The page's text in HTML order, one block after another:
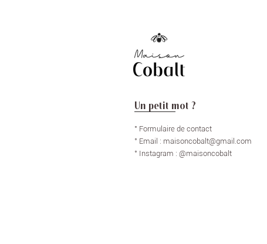
Un petit mot ?
° Formulaire de contact
° Email : maisoncobalt@gmail.com
° Instagram : @maisoncobalt